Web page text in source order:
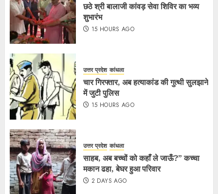
छठे श्री बालाजी कांवड़ सेवा शिविर का भव्य
शुभारंभ
15 HOURS AGO
उत्तर प्रदेश कांधला
चार गिरफ्तार, अब हत्याकांड की गुत्थी सुलझाने
में जुटी पुलिस
15 HOURS AGO
उत्तर प्रदेश कांधला
साहब, अब बच्चों को कहाँ ले जाऊँ?” कच्चा
मकान ढहा, बेघर हुआ परिवार
2 DAYS AGO